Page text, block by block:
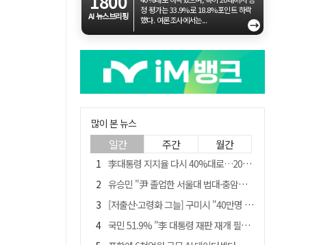
AI 뉴스브리핑
정 평가는 33.9%로 18.8%포인트 하락
했다. 여론조사에서는...
→
많이 본 뉴스
일간 주간 월간
李대통령 지지율 다시 40%대로…20대는 18.8%p 급락
유승민 "尹 졸업한 서울대 법대·충암고도 없애야"…李 육사 통합 직격
[저출산·고령화 그늘] 구미시 "40만명 사수" 고령군 "3만명대 회복"
국민 51.9% "李 대통령 재판 재개 필요하다"